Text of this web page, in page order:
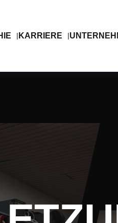
KARRIERE